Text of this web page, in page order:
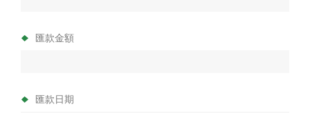
匯款金額
匯款日期